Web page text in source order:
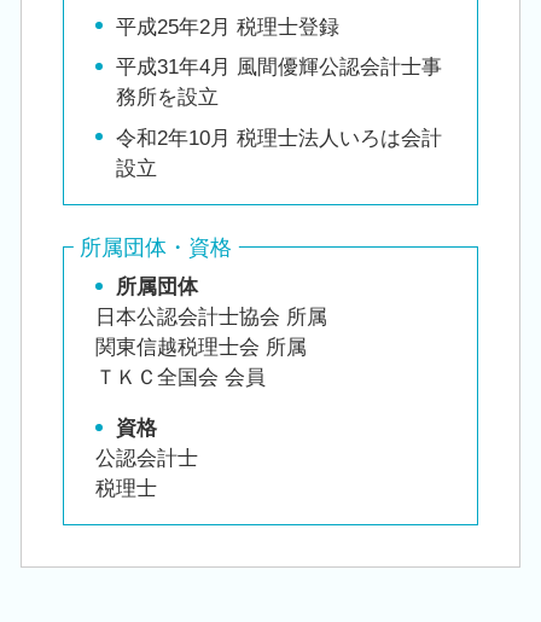
平成25年2月 税理士登録
平成31年4月 風間優輝公認会計士事
務所を設立
令和2年10月 税理士法人いろは会計
設立
所属団体・資格
所属団体
日本公認会計士協会 所属
関東信越税理士会 所属
ＴＫＣ全国会 会員
資格
公認会計士
税理士